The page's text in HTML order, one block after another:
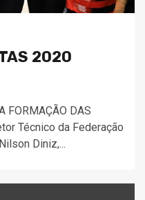
2020
FORMAÇÃO DAS
Técnico da Federação
Diniz,...